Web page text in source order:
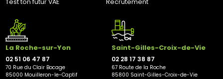
Test ton futur VAE
Recrutement
La Roche-sur-Yon
02 51 06 47 87
70 Rue du Clair Bocage
85000 Mouilleron-le-Captif
Saint-Gilles-Croix-de-Vie
02 28 17 38 87
67 Route de la Roche
85800 Saint-Gilles-Croix-de-Vie